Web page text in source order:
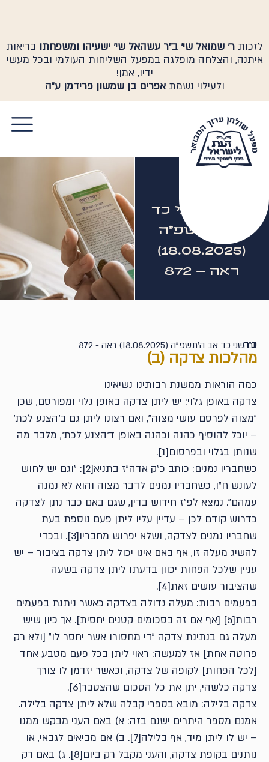
לזכות ר' שמואל שי' ב"ר עשהאל שי' ישעיהו ומשפחתו בריאות
איתנה, והצלחה מופלגה במפעל השליחות העולמי ובכל מעשי
ידיו, אמן!
ולעילוי נשמתאפרים בן שמשון פרידמן ע"ה
יום יום שני כד
אב ה'תשפ"ה
(18.08.2025)
ראה – 872
ב"ה
יום שני כד אב ה'תשפ"ה (18.08.2025) ראה - 872
מהלכות צדקה (ב)
כמה הוראות ממשנת רבותינו נשיאינו
צדקה באופן גלוי: יש ליתן צדקה באופן גלוי ומפורסם, שכן
"מצוה לפרסם עושי מצוה", ואם רצונו ליתן גם ב'הצנע לכת'
– יוכל להוסיף כהנה וכהנה באופן ד'הצנע לכת', מלבד מה
שנותן בגלוי ובפרסום[1].
כשחבריו נמנים: כותב כ"ק אדה"ז בתניא[2]: "וגם יש לחוש
לעונש ח"ו, כשחבריו נמנים לדבר מצוה והוא לא נמנה
עמהם". נמצא לפ"ז חידוש בדין, שגם באם כבר נתן לצדקה
כדרוש קודם לכן – עדיין עליו ליתן פעם נוספת בעת
שחבריו נמנים לצדקה, ושלא יפרוש מחבריו[3]. ובכדי
להשיג מעלה זו, אף באם אינו יכול ליתן צדקה בציבור – יש
עניין שלכל הפחות יכוון בדעתו ליתן צדקה בשעה
שהציבור עושים זאת[4].
בפעמים רבות: מעלה גדולה בצדקה כאשר ניתנת בפעמים
רבות[5] [אף אם זה בסכומים קטנים יחסית]. אך כיון שיש
מעלה גם בנתינת צדקה "די מחסורו אשר יחסר לו" [ולא רק
פרוטה אחת] אז למעשה: ראוי ליתן בכל פעם מטבע אחד
[לכל הפחות] לקופה של צדקה, וכאשר יזדמן לו צורך
צדקה כלשהי, יתן את כל הסכום שהצטבר[6].
צדקה בלילה: מובא בספרי קבלה שלא ליתן צדקה בלילה.
אמנם מספר היתרים ישנם בזה: א) באם העני מבקש ממנו
– יש לו ליתן מיד, אף בלילה[7]. ב) אם מביאים לגבאי, או
נותנים בקופת צדקה, והעני מקבל רק ביום[8]. ג) באם רק